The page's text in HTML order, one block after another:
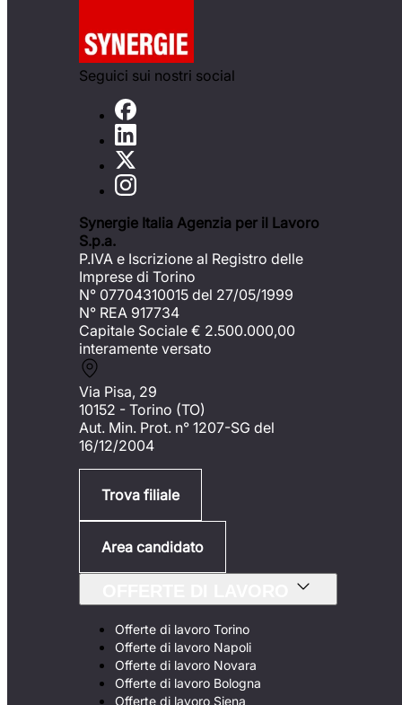
Seguici sui nostri social
Synergie Italia Agenzia per il Lavoro
S.p.a.
P.IVA e Iscrizione al Registro delle
Imprese di Torino
N° 07704310015 del 27/05/1999
N° REA 917734
Capitale Sociale € 2.500.000,00
interamente versato
Via Pisa, 29
10152 - Torino (TO)
Aut. Min. Prot. n° 1207-SG del
16/12/2004
Trova filiale
Area candidato
Offerte di lavoro Torino
Offerte di lavoro Napoli
Offerte di lavoro Novara
Offerte di lavoro Bologna
Offerte di lavoro Siena